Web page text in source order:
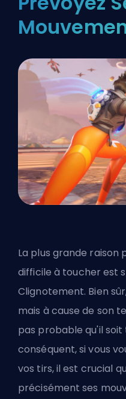
La plus grande raison
difficile à toucher est
Clignotement. Bien
mais à cause de son
pas probable qu'il
conséquent, si vous
vos tirs, il est crucial
précisément ses